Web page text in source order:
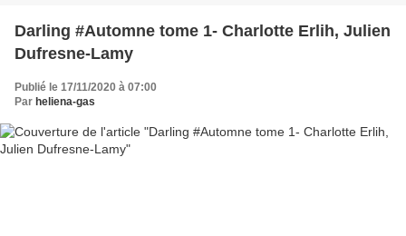
Darling #Automne tome 1- Charlotte Erlih, Julien
Dufresne-Lamy
Publié le 17/11/2020 à 07:00
Par heliena-gas